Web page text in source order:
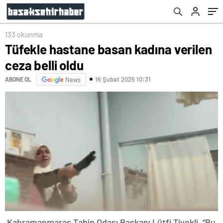
133 okunma
Tüfekle hastane basan kadına verilen
ceza belli oldu
ABONE OL News 16 Şubat 2025 10:31